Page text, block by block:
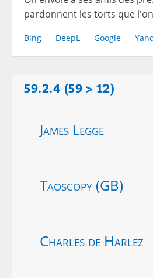
pardonnent les torts que
Bing DeepL Google
59.2.4 (59 > 12)
James Legge
Taoscopy (GB)
Charles de Harlez